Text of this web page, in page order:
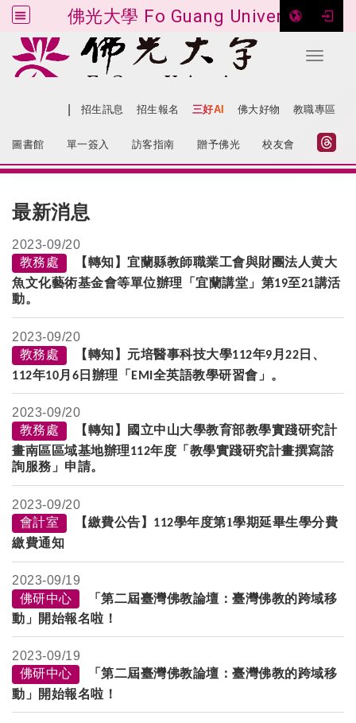
佛光大學 Fo Guang University
Toggle
跳到主要內容
招生訊息 招生報名 三好AI 佛大好物 教職專區
圖書館 單一簽入 訪客指南 贈予佛光 校友會
最新消息
2023-09/20
教務處
【轉知】宜蘭縣教師職業工會與財團法人黄大
魚文化藝術基金會等單位辦理「宜蘭講堂」第19至21講活
動。
2023-09/20
教務處
【轉知】元培醫事科技大學112年9 月22 日、
112年10月 6 日辦理「 EMI 全英語教學研習會」。
2023-09/20
教務處
【轉知】國立中山大學教育部教學實踐研究計
畫南區區域基地辦理112年度「教學實踐研究計畫撰寫諮
詢服務」申請。
2023-09/20
會計室
【繳費公告】 112學年度第1學期延畢生學分費
繳費通知
2023-09/19
佛研中心
「第二屆臺灣佛教論壇：臺灣佛教的跨域移
動」開始報名啦！
2023-09/19
佛研中心
「第二屆臺灣佛教論壇：臺灣佛教的跨域移
動」開始報名啦！